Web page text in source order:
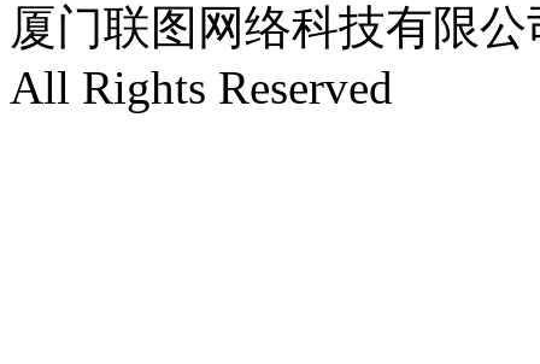
厦门联图网络科技有限公
All Rights Reserved